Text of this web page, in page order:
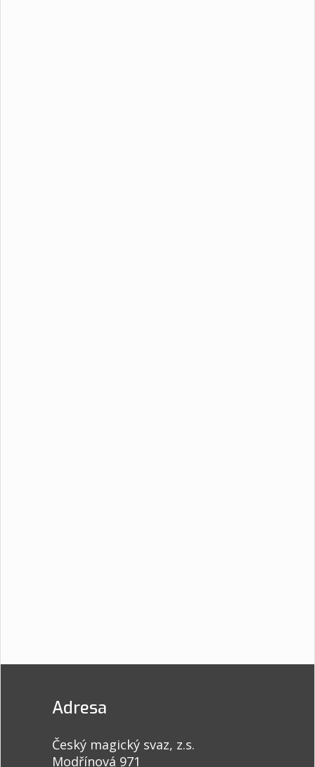
Adresa
Český magický svaz, z.s.
Modřínová 971